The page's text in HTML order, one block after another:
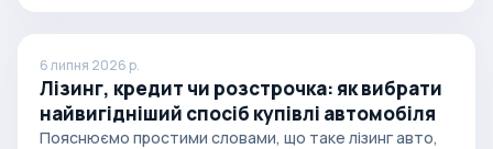
6 липня 2026 р.
Лізинг, кредит чи розстрочка: як вибрати
найвигідніший спосіб купівлі автомобіля
Пояснюємо простими словами, що таке лізинг авто,